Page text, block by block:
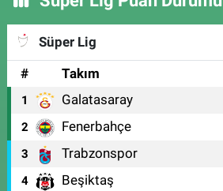
Süper Lig
#
Takım
1 Galatasaray
2 Fenerbahçe
3 Trabzonspor
4 Beşiktaş